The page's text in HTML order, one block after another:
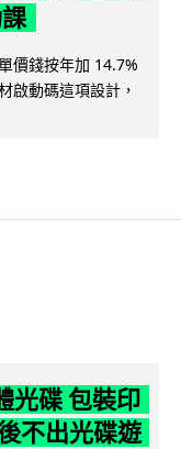
價錢按年加 14.7%
啟動碼這項設計，
光碟 包裝印
不出光碟遊